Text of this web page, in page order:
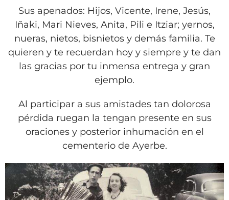
VÍDEOS
CONTACTAR
FIESTAS EN EL ALTO ARAGÓN
FIESTAS DE SAN LORENZO
CARTELERA
FARMACIAS
HORÓSCOPO
CLUB DEL AMIGO MILITANTE
Sus apenados: Hijos, Vicente, Irene, Jesús,
Iñaki, Mari Nieves, Anita, Pili e Itziar; yernos,
nueras, nietos, bisnietos y demás familia. Te
quieren y te recuerdan hoy y siempre y te dan
las gracias por tu inmensa entrega y gran
ejemplo.
Al participar a sus amistades tan dolorosa
pérdida ruegan la tengan presente en sus
oraciones y posterior inhumación en el
cementerio de Ayerbe.